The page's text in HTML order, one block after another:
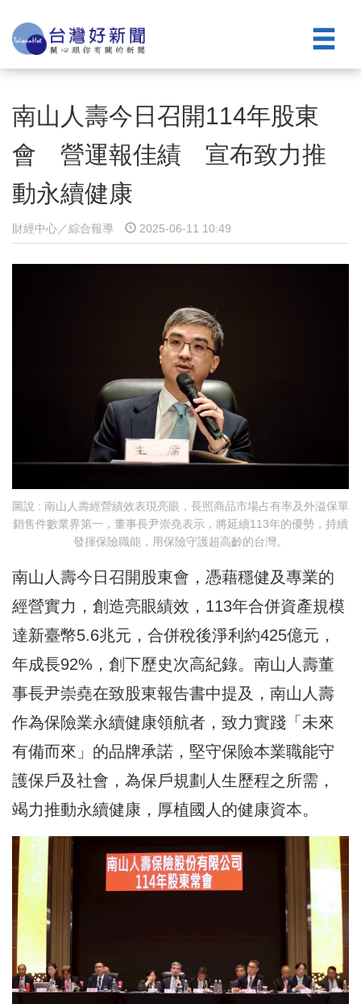
南山人壽今日召開114年股東
會 營運報佳績 宣布致力推
動永續健康
財經中心／綜合報導 2025-06-11 10:49
圖說 : 南山人壽經營績效表現亮眼，長照商品市場占有率及外溢保單
銷售件數業界第一，董事長尹崇堯表示，將延續113年的優勢，持續
發揮保險職能，用保險守護超高齡的台灣。
南山人壽今日召開股東會，憑藉穩健及專業的
經營實力，創造亮眼績效，113年合併資產規模
達新臺幣5.6兆元，合併稅後淨利約425億元，
年成長92%，創下歷史次高紀錄。南山人壽董
事長尹崇堯在致股東報告書中提及，南山人壽
作為保險業永續健康領航者，致力實踐「未來
有備而來」的品牌承諾，堅守保險本業職能守
護保戶及社會，為保戶規劃人生歷程之所需，
竭力推動永續健康，厚植國人的健康資本。